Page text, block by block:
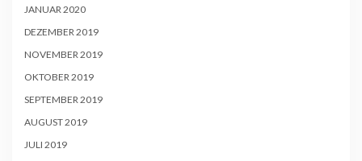
JANUAR 2020
DEZEMBER 2019
NOVEMBER 2019
OKTOBER 2019
SEPTEMBER 2019
AUGUST 2019
JULI 2019